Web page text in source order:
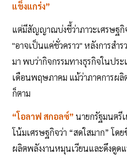
แข็งแกร่ง”
แต่มีสัญญาณบ่งชี้ว่าภาวะเศรษฐกิ
"อาจเป็นแค่ชั่วคราว" หลังการสำ
มา พบว่ากิจกรรมทางธุรกิจในประ
เดือนพฤษภาคม แม้ว่าภาคการผลิ
ก็ตาม
“โอลาฟ สกอลซ์” นายกรัฐมนตรี
โน้มเศรษฐกิจว่า “สดใสมาก” โด
ผลิตพลังงานหมุนเวียนและดึงดูดแ